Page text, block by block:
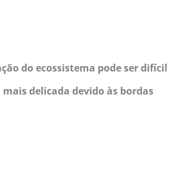
do ecossistema pode ser difícil
delicada devido às bordas